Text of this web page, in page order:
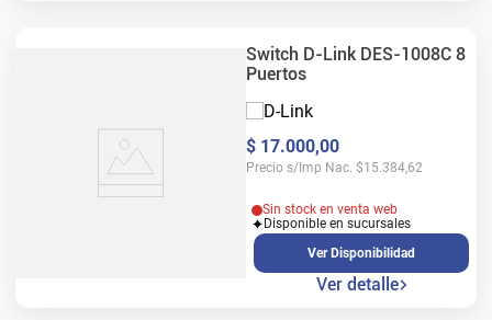
Switch D-Link DES-1008C 8
Puertos
$ 17.000,00
Precio s/Imp Nac. $15.384,62
Sin stock en venta web
Disponible en sucursales
Ver Disponibilidad
Ver detalle